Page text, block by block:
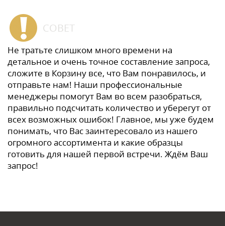
СОВЕТ
Не тратьте слишком много времени на
детальное и очень точное составление запроса,
сложите в Корзину все, что Вам понравилось, и
отправьте нам! Наши профессиональные
менеджеры помогут Вам во всем разобраться,
правильно подсчитать количество и уберегут от
всех возможных ошибок! Главное, мы уже будем
понимать, что Вас заинтересовало из нашего
огромного ассортимента и какие образцы
готовить для нашей первой встречи. Ждём Ваш
запрос!